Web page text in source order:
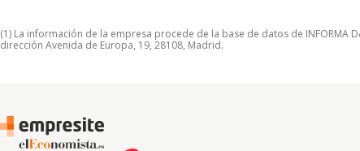
(1) La información de la empresa procede de la base de datos de INFORMA
dirección Avenida de Europa, 19, 28108, Madrid.